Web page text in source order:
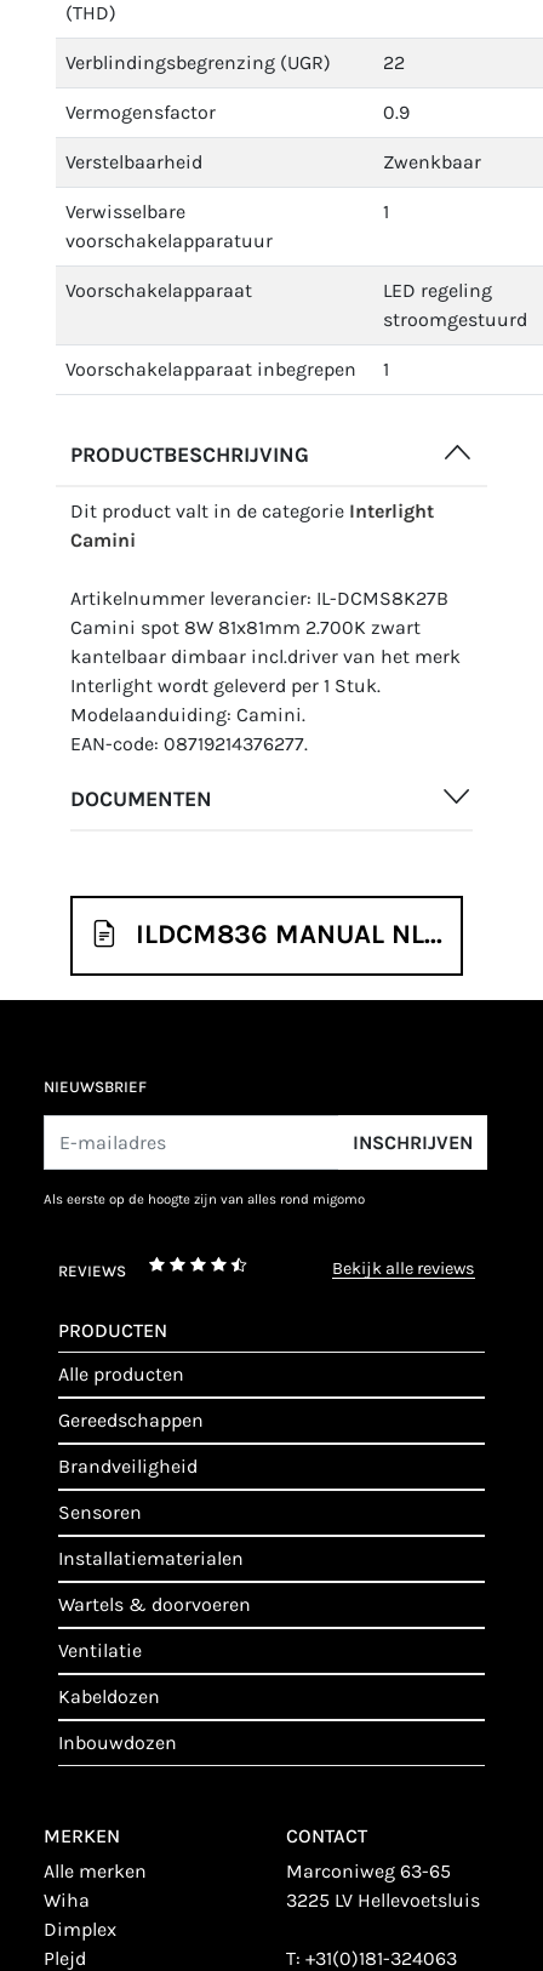
(THD)
Verblindingsbegrenzing (UGR) 22
Vermogensfactor 0.9
Verstelbaarheid Zwenkbaar
Verwisselbare
voorschakelapparatuur
1
Voorschakelapparaat
LED regeling
stroomgestuurd
Voorschakelapparaat inbegrepen 1
PRODUCTBESCHRIJVING
Dit product valt in de categorie Interlight
Camini
Artikelnummer leverancier: IL-DCMS8K27B
Camini spot 8W 81x81mm 2.700K zwart
kantelbaar dimbaar incl.driver van het merk
Interlight wordt geleverd per 1 Stuk.
Modelaanduiding: Camini.
EAN-code: 08719214376277.
DOCUMENTEN
ILDCM836 MANUAL NL...
NIEUWSBRIEF
INSCHRIJVEN
als eerste op de hoogte zijn van alles rond migomo
REVIEWS bekijk alle reviews
PRODUCTEN
alle producten
gereedschappen
brandveiligheid
sensoren
installatiematerialen
wartels & doorvoeren
ventilatie
kabeldozen
inbouwdozen
MERKEN
alle merken
wiha
dimplex
plejd
CONTACT
Marconiweg 63-65
3225 LV Hellevoetsluis
T: +31(0)181-324063